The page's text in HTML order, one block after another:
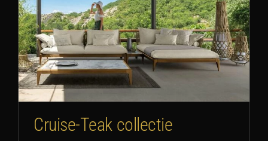
Cruise-Teak collectie